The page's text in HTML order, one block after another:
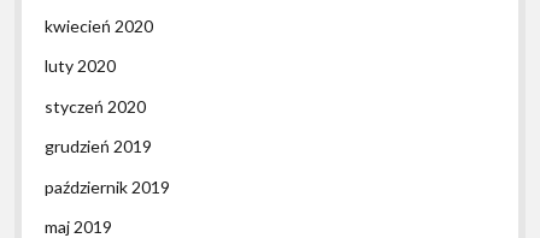
kwiecień 2020
luty 2020
styczeń 2020
grudzień 2019
październik 2019
maj 2019